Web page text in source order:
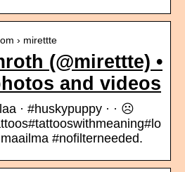
› mirettte
(@mirettte) •
and videos
· #huskypuppy · · ☹️
maailma #nofilterneeded.